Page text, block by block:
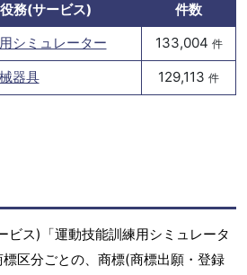
務(サービス)
件数
シミュレーター
133,004 件
器具 129,113 件
ビス)「運動技能訓練用シミュレータ
区分ごとの、商標(商標出願・登録